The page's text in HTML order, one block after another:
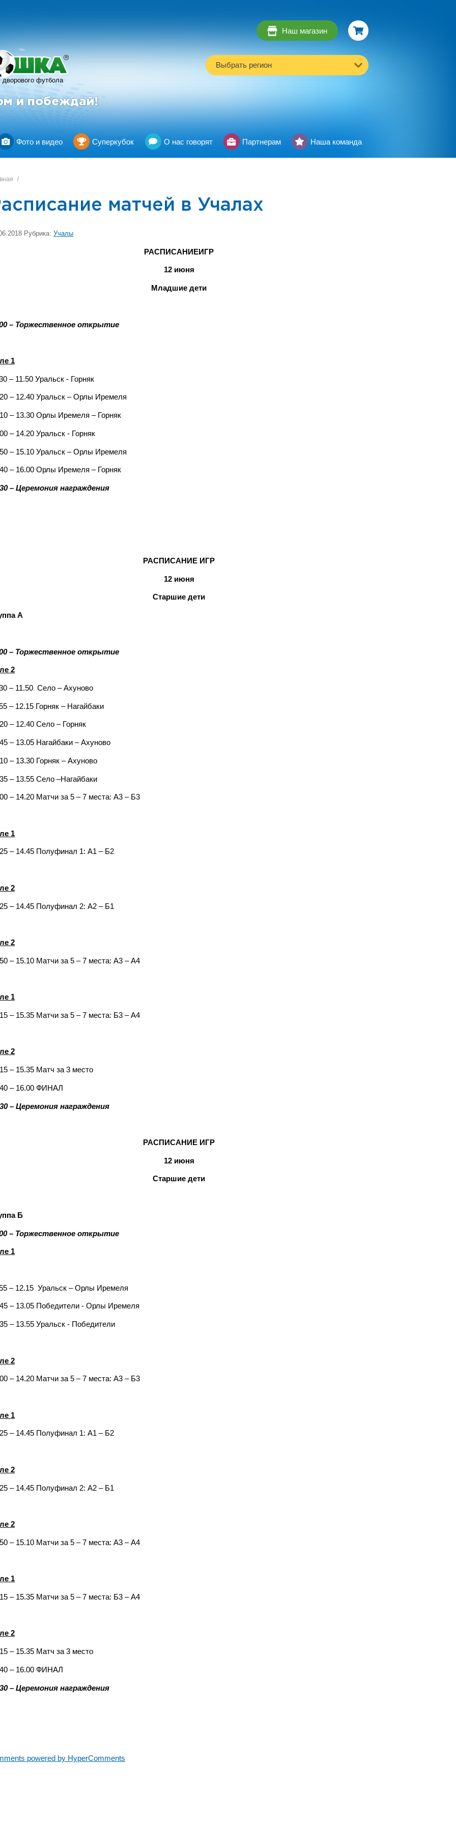
дворового футбола
R
и побеждай!
Наш магазин
Выбрать регион
Фото и видео Суперкубок О нас говорят Партнерам Наша команда
/
матчей в Учалах
Рубрика: Учалы
РАСПИСАНИЕИГР
12 июня
Младшие дети
– Торжественное открытие
1
– 11.50 Уральск - Горняк
– 12.40 Уральск – Орлы Иремеля
– 13.30 Орлы Иремеля – Горняк
– 14.20 Уральск - Горняк
– 15.10 Уральск – Орлы Иремеля
– 16.00 Орлы Иремеля – Горняк
– Церемония награждения
РАСПИСАНИЕ ИГР
12 июня
Старшие дети
А
– Торжественное открытие
2
– 11.50 Село – Ахуново
– 12.15 Горняк – Нагайбаки
– 12.40 Село – Горняк
– 13.05 Нагайбаки – Ахуново
– 13.30 Горняк – Ахуново
– 13.55 Село –Нагайбаки
– 14.20 Матчи за 5 – 7 места: А3 – Б3
1
– 14.45 Полуфинал 1: А1 – Б2
2
– 14.45 Полуфинал 2: А2 – Б1
2
– 15.10 Матчи за 5 – 7 места: А3 – А4
1
– 15.35 Матчи за 5 – 7 места: Б3 – А4
2
– 15.35 Матч за 3 место
– 16.00 ФИНАЛ
– Церемония награждения
РАСПИСАНИЕ ИГР
12 июня
Старшие дети
Б
– Торжественное открытие
1
– 12.15 Уральск – Орлы Иремеля
– 13.05 Победители - Орлы Иремеля
– 13.55 Уральск - Победители
2
– 14.20 Матчи за 5 – 7 места: А3 – Б3
1
– 14.45 Полуфинал 1: А1 – Б2
2
– 14.45 Полуфинал 2: А2 – Б1
2
– 15.10 Матчи за 5 – 7 места: А3 – А4
1
– 15.35 Матчи за 5 – 7 места: Б3 – А4
2
– 15.35 Матч за 3 место
– 16.00 ФИНАЛ
– Церемония награждения
powered by HyperComments